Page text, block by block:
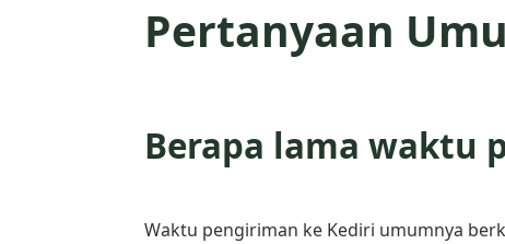
Pertanyaan
Berapa lama waktu
Waktu pengiriman ke Kediri umumnya